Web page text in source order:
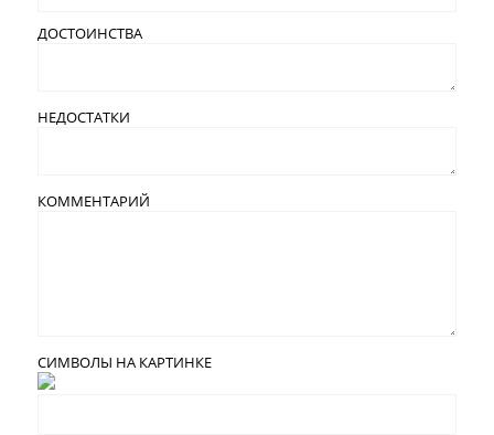
ДОСТОИНСТВА
НЕДОСТАТКИ
КОММЕНТАРИЙ
СИМВОЛЫ НА КАРТИНКЕ